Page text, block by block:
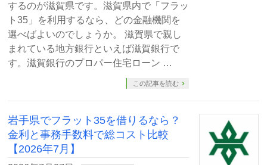
するのが滋賀県です。滋賀県内で「フラッ
ト35」を利用するなら、どの金融機関を
選べばよいのでしょうか。 滋賀県で親し
まれている地方銀行といえば滋賀銀行で
す。滋賀銀行のプロパー住宅ローン …
この記事を読む
岩手県でフラット35を借りるなら？
金利と事務手数料で総コスト比較
【2026年7月】